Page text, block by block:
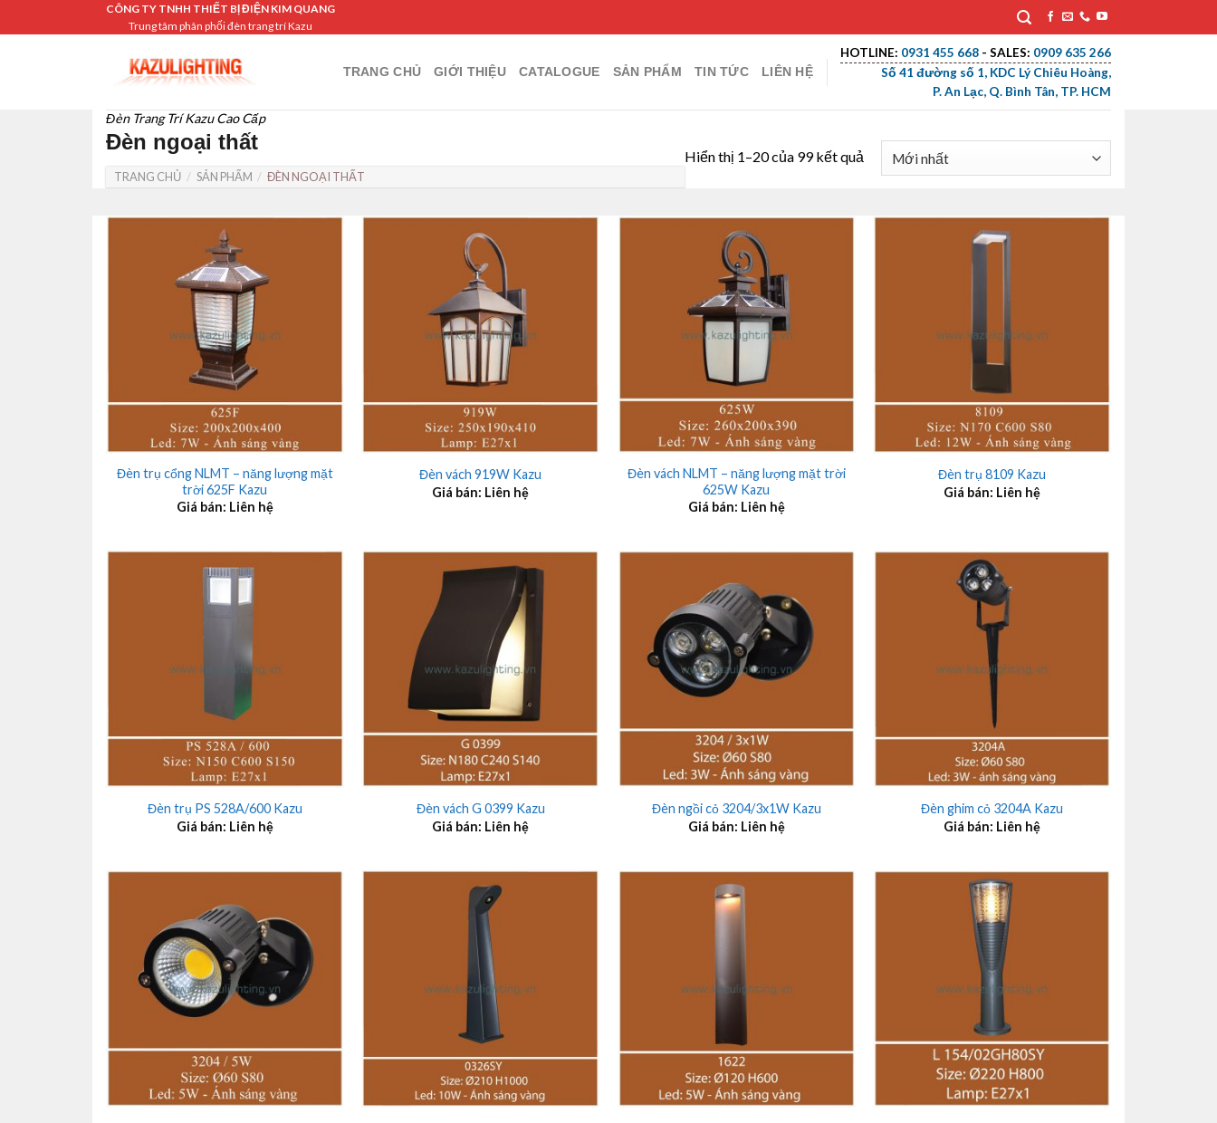
to
CÔNG TY TNHH THIẾT BỊ ĐIỆN KIM QUANG
Trung tâm phân phối đèn trang trí Kazu
Đèn Trang Trí Kazu Cao Cấp
TRANG CHỦ GIỚI THIỆU CATALOGUE SẢN PHẨM TIN TỨC LIÊN HỆ
HOTLINE: 0931 455 668 - SALES: 0909 635 266
Số 41 đường số 1, KDC Lý Chiêu Hoàng,
P. An Lạc, Q. Bình Tân, TP. HCM
Đèn ngoại thất
TRANG CHỦ / SẢN PHẨM / ĐÈN NGOẠI THẤT
Hiển thị 1–20 của 99 kết quả
Đèn trụ cổng NLMT – năng lượng mặt
trời 625F Kazu
Giá bán: Liên hệ
Đèn vách 919W Kazu
Giá bán: Liên hệ
Đèn vách NLMT – năng lượng mặt trời
625W Kazu
Giá bán: Liên hệ
Đèn trụ 8109 Kazu
Giá bán: Liên hệ
Đèn trụ PS 528A/600 Kazu
Giá bán: Liên hệ
Đèn vách G 0399 Kazu
Giá bán: Liên hệ
Đèn ngồi cỏ 3204/3x1W Kazu
Giá bán: Liên hệ
Đèn ghim cỏ 3204A Kazu
Giá bán: Liên hệ